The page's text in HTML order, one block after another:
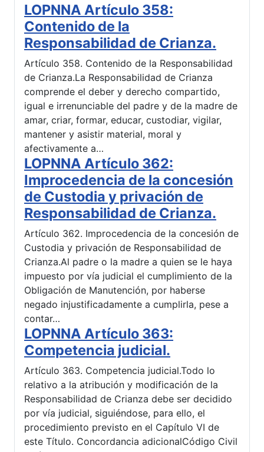
LOPNNA Artículo 358:
Contenido de la
Responsabilidad de Crianza.
Artículo 358. Contenido de la Responsabilidad
de Crianza.La Responsabilidad de Crianza
comprende el deber y derecho compartido,
igual e irrenunciable del padre y de la madre de
amar, criar, formar, educar, custodiar, vigilar,
mantener y asistir material, moral y
afectivamente a…
LOPNNA Artículo 362:
Improcedencia de la concesión
de Custodia y privación de
Responsabilidad de Crianza.
Artículo 362. Improcedencia de la concesión de
Custodia y privación de Responsabilidad de
Crianza.Al padre o la madre a quien se le haya
impuesto por vía judicial el cumplimiento de la
Obligación de Manutención, por haberse
negado injustificadamente a cumplirla, pese a
contar…
LOPNNA Artículo 363:
Competencia judicial.
Artículo 363. Competencia judicial.Todo lo
relativo a la atribución y modificación de la
Responsabilidad de Crianza debe ser decidido
por vía judicial, siguiéndose, para ello, el
procedimiento previsto en el Capítulo VI de
este Título. Concordancia adicionalCódigo Civil